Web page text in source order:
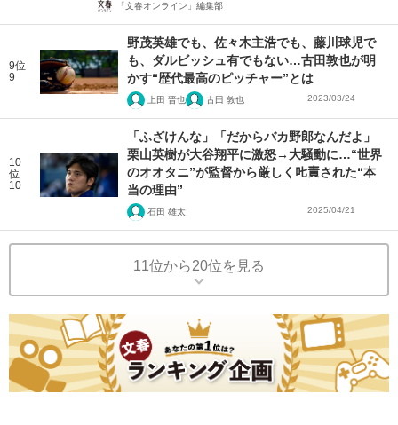
「文春オンライン」編集部
9位
9
野茂英雄でも、佐々木主浩でも、藤川球児で
も、ダルビッシュ有でもない…古田敦也が明
かす“歴代最高のピッチャー”とは
上田 晋也 古田 敦也 2023/03/24
10
位
10
「ふざけんな」「だからバカ野郎なんだよ」
栗山英樹が大谷翔平に激怒→大騒動に…“世界
のオオタニ”が監督から厳しく𠮟責された“本
当の理由”
石田 雄太 2025/04/21
11位から20位を見る